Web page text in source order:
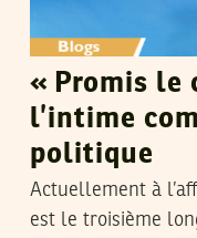
« Promis le
l’intime
politique
Actuellement à
est le troisième